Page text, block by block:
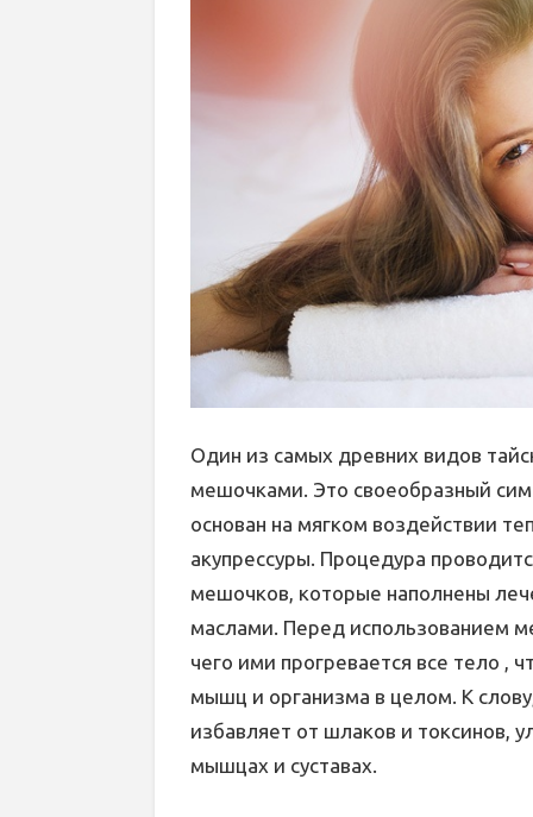
Один из самых древних видов
мешочками. Это своеобразный
основан на мягком воздействии
акупрессуры. Процедура
мешочков, которые наполнены
маслами. Перед использованием
чего ими прогревается все тело ,
мышц и организма в целом. К
избавляет от шлаков и токсинов,
мышцах и суставах.